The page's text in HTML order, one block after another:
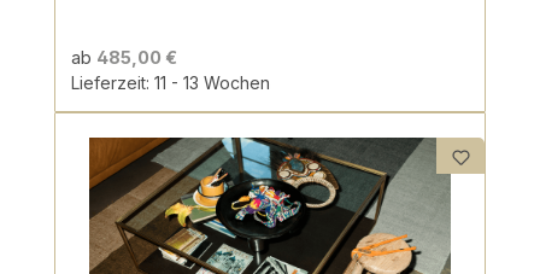
ab 485,00 €
Lieferzeit: 11 - 13 Wochen